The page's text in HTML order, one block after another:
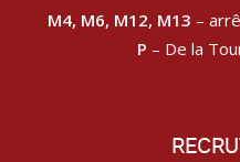
M4, M6, M12, M13 –
P – De la